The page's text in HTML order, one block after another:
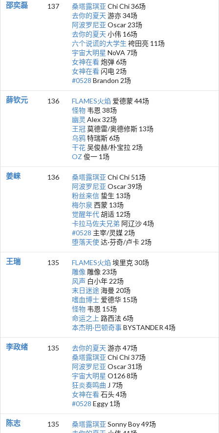
邵奕磊 137 桑塔露琪亚 Chi Chi 36场
去你的夏天 游亦 34场
阿波罗尼亚 Oscar 23场
去你的夏天 小伟 16场
六个说谎的大学生 袴田亮 11场
宇宙大明星 NoVA 7场
女神在看炮弹 6场
女神在看 闪电 2场
#0528 Brandon 2场
薛钦元 136 FLAMES火焰 爱德蒙 44场
怪物 韦恩 38场
幽灵 Alex 32场
王冠莫德雷/奥德修斯 13场
乌鸦特瑞斯 6场
干花吴俊赫/朴宝拉 2场
OZ 俊一 1场
姜崃 136 桑塔露琪亚 Chi Chi 51场
阿波罗尼亚 Oscar 39场
粉丝来信 蛰生 13场
梅尔泉 西蒙 13场
觉醒年代胡适 12场
卡拉马佐夫兄弟 阿辽沙 4场
#0528 主宰/灵媒 2场
堕落天使达·芬奇/卢卡 2场
王瑞 135 FLAMES火焰 埃里克 30场
雕像 雕像 23场
风声 白小年 22场
末日迷途海曼 20场
嗜血博士 爱德华 15场
怪物 韦恩 15场
命运之上 路西法 6场
本杰明·巴顿奇事BYSTANDER 4场
李政绪 135 去你的夏天 游亦 47场
桑塔露琪亚 Chi Chi 37场
阿波罗尼亚 Oscar 31场
宇宙大明星 O126 8场
狂炎奏鸣曲 J 7场
女神在看石头 4场
#0528 Eggy 1场
陈志 135 桑塔露琪亚 Sonny Boy 49场